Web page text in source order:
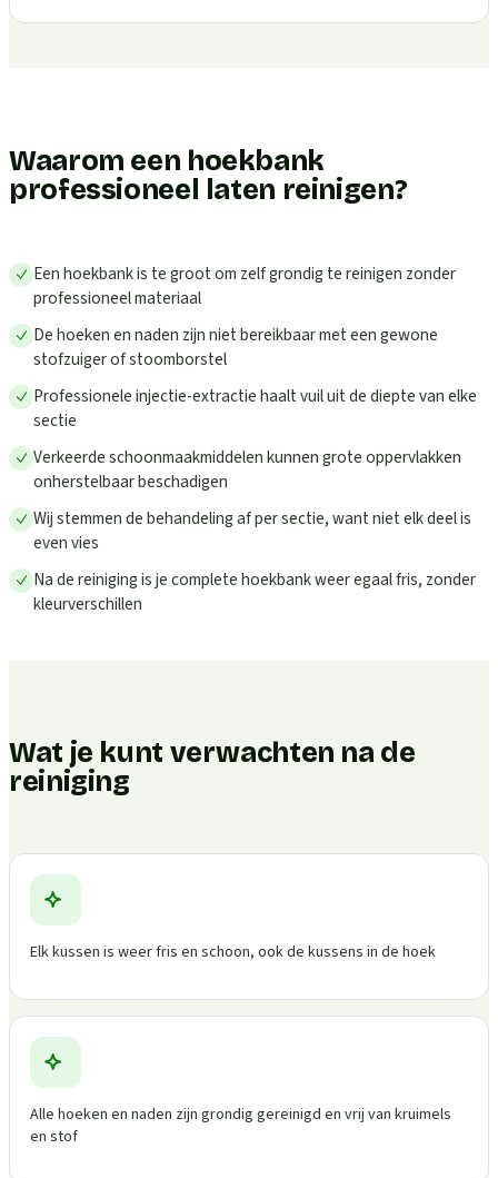
Waarom een hoekbank
professioneel laten reinigen?
Een hoekbank is te groot om zelf grondig te reinigen zonder
professioneel materiaal
De hoeken en naden zijn niet bereikbaar met een gewone
stofzuiger of stoomborstel
Professionele injectie-extractie haalt vuil uit de diepte van elke
sectie
Verkeerde schoonmaakmiddelen kunnen grote oppervlakken
onherstelbaar beschadigen
Wij stemmen de behandeling af per sectie, want niet elk deel is
even vies
Na de reiniging is je complete hoekbank weer egaal fris, zonder
kleurverschillen
Wat je kunt verwachten na de
reiniging
Elk kussen is weer fris en schoon, ook de kussens in de hoek
Alle hoeken en naden zijn grondig gereinigd en vrij van kruimels
en stof